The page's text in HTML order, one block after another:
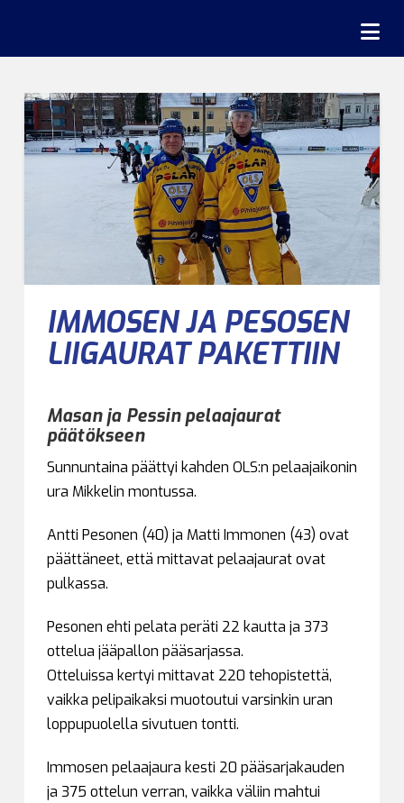
IMMOSEN JA PESOSEN
LIIGAURAT PAKETTIIN
Masan ja Pessin pelaajaurat
päätökseen
Sunnuntaina päättyi kahden OLS:n pelaajaikonin
ura Mikkelin montussa.
Antti Pesonen (40) ja Matti Immonen (43) ovat
päättäneet, että mittavat pelaajaurat ovat
pulkassa.
Pesonen ehti pelata peräti 22 kautta ja 373
ottelua jääpallon pääsarjassa.
Otteluissa kertyi mittavat 220 tehopistettä,
vaikka pelipaikaksi muotoutui varsinkin uran
loppupuolella sivutuen tontti.
Immosen pelaajaura kesti 20 pääsarjakauden
ja 375 ottelun verran, vaikka väliin mahtui